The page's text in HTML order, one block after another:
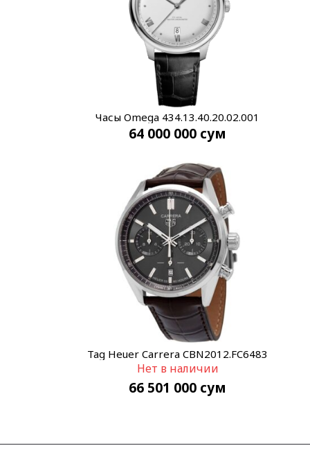
Часы Omega 434.13.40.20.02.001
64 000 000 сум
Tag Heuer Carrera CBN2012.FC6483
Нет в наличии
66 501 000 сум